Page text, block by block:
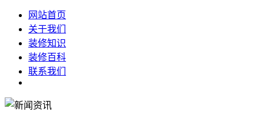
网站首页
关于我们
装修知识
装修百科
联系我们